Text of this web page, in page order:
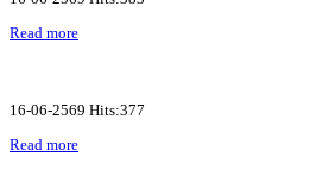
Read more
16-06-2569 Hits:377
Read more